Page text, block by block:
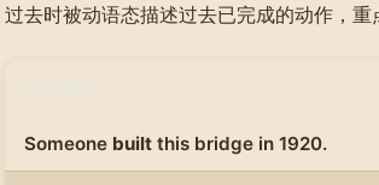
过去时被动语态描述过去已完成的动作，重
Someone built this bridge in 1920.